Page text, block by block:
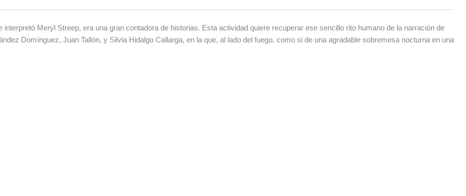
interpretó Meryl Streep, era una gran contadora de historias. Esta actividad quiere recuperar ese sencillo rito humano de la narración de
Domínguez, Juan Tallón, y Silvia Hidalgo Callarga, en la que, al lado del fuego, como si de una agradable sobremesa nocturna en una